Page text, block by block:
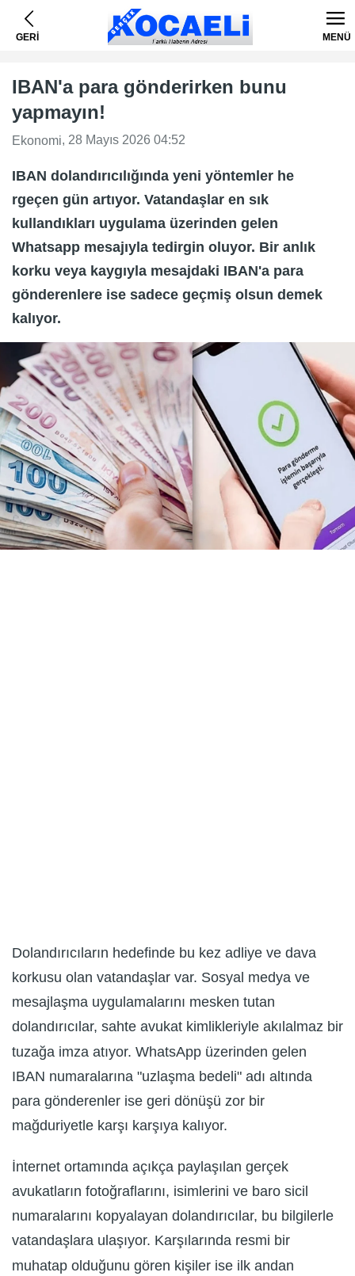
GERİ MENÜ
IBAN'a para gönderirken bunu
yapmayın!
Ekonomi, 28 Mayıs 2026 04:52
IBAN dolandırıcılığında yeni yöntemler he
rgeçen gün artıyor. Vatandaşlar en sık
kullandıkları uygulama üzerinden gelen
Whatsapp mesajıyla tedirgin oluyor. Bir anlık
korku veya kaygıyla mesajdaki IBAN'a para
gönderenlere ise sadece geçmiş olsun demek
kalıyor.
Dolandırıcıların hedefinde bu kez adliye ve dava
korkusu olan vatandaşlar var. Sosyal medya ve
mesajlaşma uygulamalarını mesken tutan
dolandırıcılar, sahte avukat kimlikleriyle akılalmaz bir
tuzağa imza atıyor. WhatsApp üzerinden gelen
IBAN numaralarına "uzlaşma bedeli" adı altında
para gönderenler ise geri dönüşü zor bir
mağduriyetle karşı karşıya kalıyor.
İnternet ortamında açıkça paylaşılan gerçek
avukatların fotoğraflarını, isimlerini ve baro sicil
numaralarını kopyalayan dolandırıcılar, bu bilgilerle
vatandaşlara ulaşıyor. Karşılarında resmi bir
muhatap olduğunu gören kişiler ise ilk andan